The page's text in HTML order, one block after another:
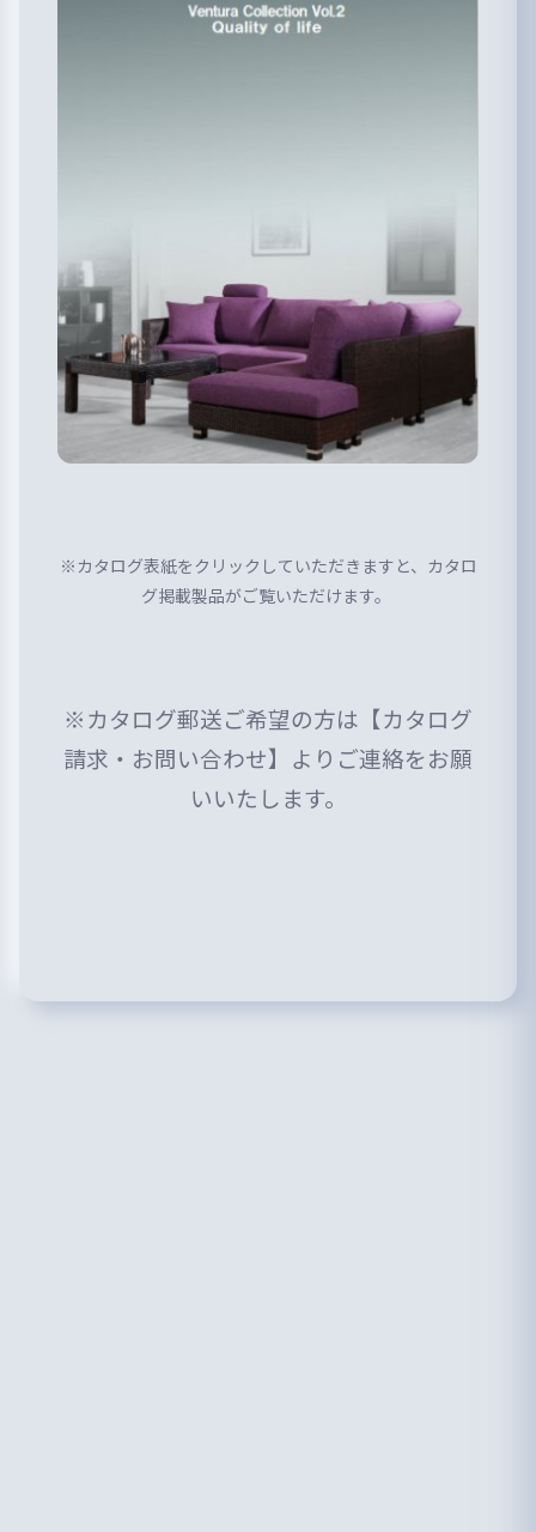
※カタログ表紙をクリックしていただきますと、カタロ
グ掲載製品がご覧いただけます。
※カタログ郵送ご希望の方は【カタログ
請求・お問い合わせ】よりご連絡をお願
いいたします。